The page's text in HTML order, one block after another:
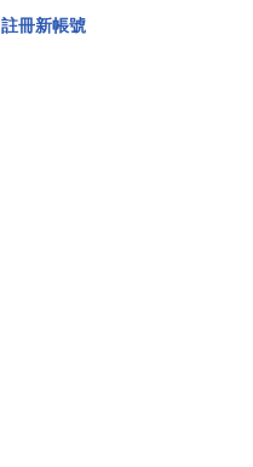
註冊新帳號